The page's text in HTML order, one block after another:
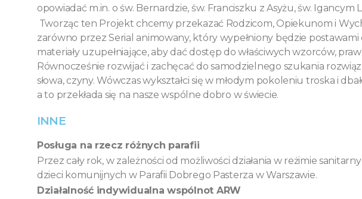
opowiadać m.in. o św. Bernardzie, św. Franciszku z Asyżu, św. Igancym
Tworząc ten Projekt chcemy przekazać Rodzicom, Opiekunom i
zarówno przez Serial animowany, który wypełniony będzie
materiały uzupełniające, aby dać dostęp do właściwych wzorców,
Równocześnie rozwijać i zachęcać do samodzielnego szukania
słowa, czyny. Wówczas wykształci się w młodym pokoleniu troska i
a to przekłada się na nasze wspólne dobro w świecie.
INNE
Posługa na rzecz różnych parafii
Przez cały rok, w zależności od możliwości działania w reżimie
dzieci komunijnych w Parafii Dobrego Pasterza w Warszawie.
Działalność indywidualna wspólnot ARW